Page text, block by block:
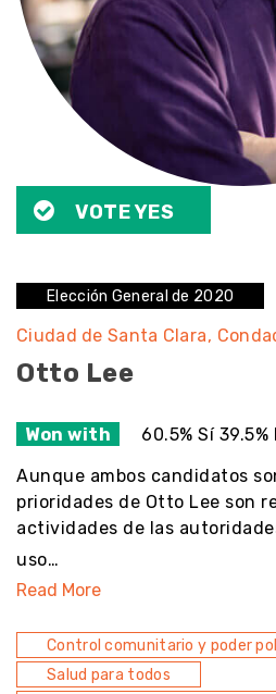
VOTE YES
Elección General de 2020
Ciudad de Santa Clara
Otto Lee
Won with 60.5% Sí 39.5%
Aunque ambos candidatos
prioridades de Otto Lee son
actividades de las
uso…
Read More
Control comunitario y poder
Salud para todos